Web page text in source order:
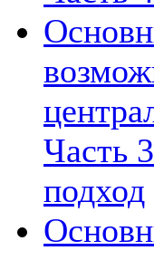
Часть
подход